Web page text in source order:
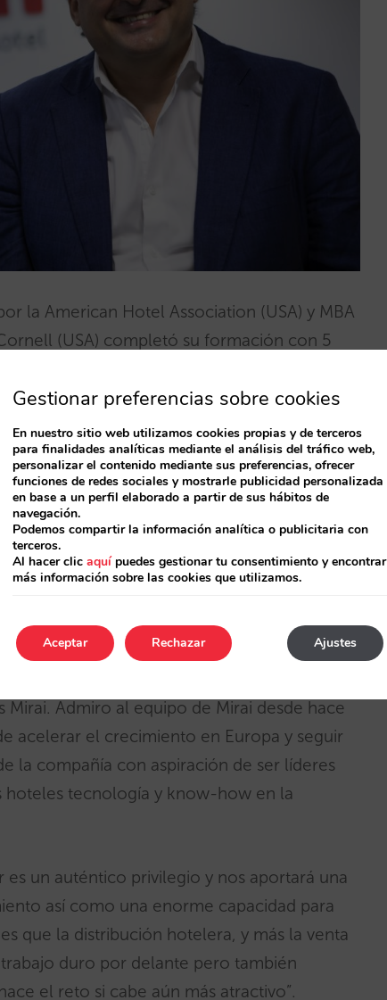
la American Hotel Association (USA) y MBA
(USA) completó su formación con 5
(USA).
en el sector turístico, tecnológico y de
desarrollado su carrera profesional desde
era miembro del comité ejecutivo de
sobre las áreas de IT, data, ventas y
cargos en la dirección del vertical de
de su rentabilidad y crecimiento,
equipos en España e Italia durante ocho
un auténtico placer unirme a una compañía
Admiro al equipo de Mirai desde hace
acelerar el crecimiento en Europa y seguir
la compañía con aspiración de ser líderes
hoteles tecnología y know-how en la
un auténtico privilegio y nos aportará una
así como una enorme capacidad para
que la distribución hotelera, y más la venta
duro por delante pero también
el reto si cabe aún más atractivo”.
Gestionar preferencias sobre cookies
En nuestro sitio web utilizamos cookies propias y de terceros
para finalidades analíticas mediante el análisis del tráfico web,
personalizar el contenido mediante sus preferencias, ofrecer
funciones de redes sociales y mostrarle publicidad personalizada
en base a un perfil elaborado a partir de sus hábitos de
navegación.
Podemos compartir la información analítica o publicitaria con
terceros.
Al hacer clic aquípuedes gestionar tu consentimiento y encontrar
más información sobre las cookies que utilizamos.
Aceptar Ajustes
Rechazar